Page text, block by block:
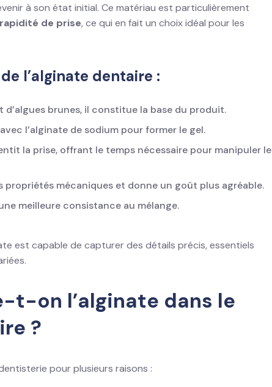
à son état initial. Ce matériau est particulièrement
rapidité de prise, ce qui en fait un choix idéal pour les
l’alginate dentaire :
d’algues brunes, il constitue la base du produit.
l’alginate de sodium pour former le gel.
la prise, offrant le temps nécessaire pour manipuler le
propriétés mécaniques et donne un goût plus agréable.
meilleure consistance au mélange.
est capable de capturer des détails précis, essentiels
t-on l’alginate dans le
?
pour plusieurs raisons :